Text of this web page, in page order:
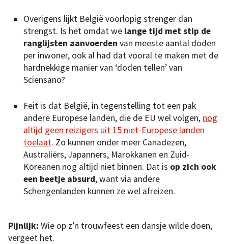
Overigens lijkt België voorlopig strenger dan
strengst. Is het omdat we lange tijd met stip de
ranglijsten aanvoerden van meeste aantal doden
per inwoner, ook al had dat vooral te maken met de
hardnekkige manier van ‘doden tellen’ van
Sciensano?
Feit is dat België, in tegenstelling tot een pak
andere Europese landen, die de EU wel volgen, nog
altijd geen reizigers uit 15 niet-Europese landen
toelaat. Zo kunnen onder meer Canadezen,
Australiërs, Japanners, Marokkanen en Zuid-
Koreanen nog altijd niet binnen. Dat is op zich ook
een beetje absurd, want via andere
Schengenlanden kunnen ze wel afreizen.
Pijnlijk: Wie op z’n trouwfeest een dansje wilde doen,
vergeet het.